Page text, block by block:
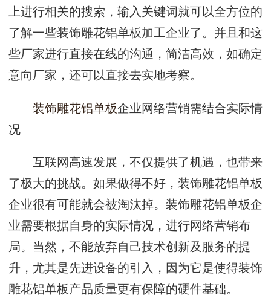
上进行相关的搜索，输入关键词就可以全方位的
了解一些装饰雕花铝单板加工企业了。并且和这
些厂家进行直接在线的沟通，简洁高效，如确定
意向厂家，还可以直接去实地考察。
装饰雕花铝单板企业网络营销需结合实际情
况
互联网高速发展，不仅提供了机遇，也带来
了极大的挑战。如果做得不好，装饰雕花铝单板
企业很有可能就会被淘汰掉。装饰雕花铝单板企
业需要根据自身的实际情况，进行网络营销布
局。当然，不能放弃自己技术创新及服务的提
升，尤其是先进设备的引入，因为它是使得装饰
雕花铝单板产品质量更有保障的硬件基础。